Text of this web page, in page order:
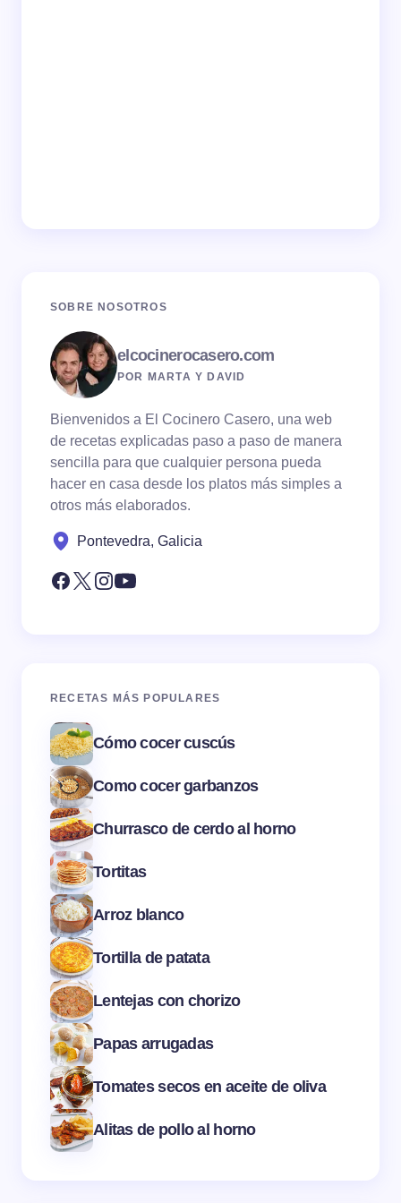
SOBRE NOSOTROS
elcocinerocasero.com
POR MARTA Y DAVID
Bienvenidos a El Cocinero Casero, una web
de recetas explicadas paso a paso de manera
sencilla para que cualquier persona pueda
hacer en casa desde los platos más simples a
otros más elaborados.
Pontevedra, Galicia
RECETAS MÁS POPULARES
Cómo cocer cuscús
Como cocer garbanzos
Churrasco de cerdo al horno
Tortitas
Arroz blanco
Tortilla de patata
Lentejas con chorizo
Papas arrugadas
Tomates secos en aceite de oliva
Alitas de pollo al horno